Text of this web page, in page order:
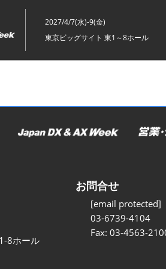
2027/4/7(水)-9(金)
東京ビッグサイト 東1～8ホール
8ホール
お問合せ
[email protected]
03-6739-4104
Fax: 03-4563-